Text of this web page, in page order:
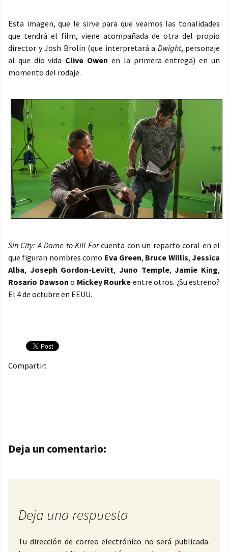
Esta imagen, que le sirve para que veamos las tonalidades
que tendrá el film, viene acompañada de otra del propio
director y Josh Brolin (que interpretará a Dwight, personaje
al que dio vida Clive Owen en la primera entrega) en un
momento del rodaje.
Sin City: A Dame to Kill Forcuenta con un reparto coral en el
que figuran nombres como Eva Green, Bruce Willis, Jessica
Alba, Joseph Gordon-Levitt,Juno Temple,Jamie King,
Rosario Dawson o Mickey Rourke entre otros. ¿Su estreno?
El 4 de octubre en EEUU.
Compartir:
Navegación de entradas
Deja un comentario:
Deja una respuesta
Tu dirección de correo electrónico no será publicada.